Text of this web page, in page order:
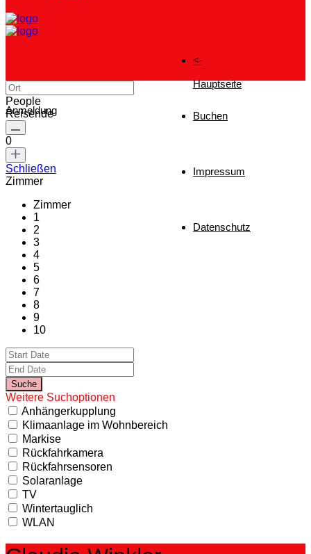
<-
Hauptseite
Buchen
Impressum
Datenschutz
Anmeldung
People
Reisende
0
Schließen
Zimmer
Zimmer
1
2
3
4
5
6
7
8
9
10
Weitere Suchoptionen
Anhängerkupplung
Klimaanlage im Wohnbereich
Markise
Rückfahrkamera
Rückfahrsensoren
Solaranlage
TV
Wintertauglich
WLAN